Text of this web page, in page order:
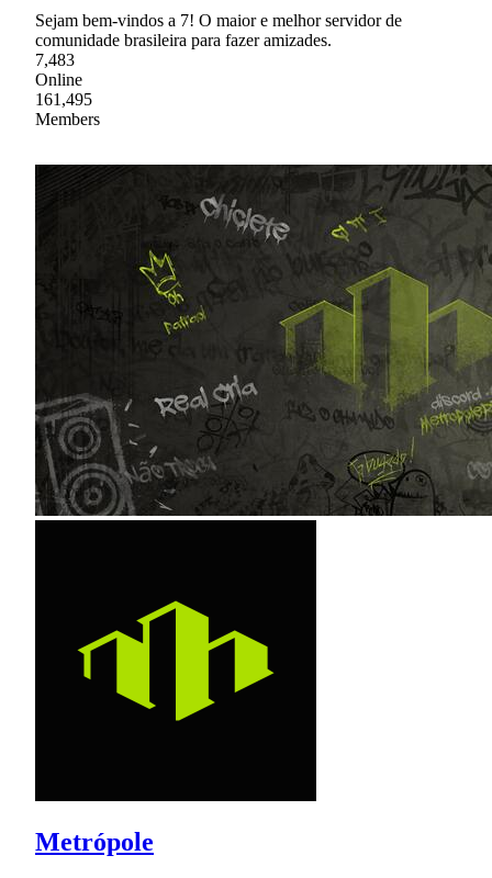
Sejam bem-vindos a 7! O maior e melhor servidor de
comunidade brasileira para fazer amizades.
7,483
Online
161,495
Members
Metrópole